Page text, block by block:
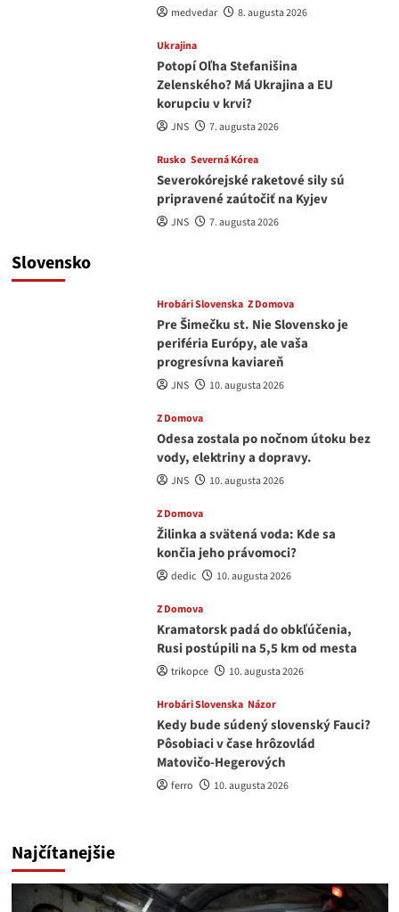
medvedar 8. augusta 2026
Ukrajina
Potopí Oľha Stefanišina
Zelenského? Má Ukrajina a EU
korupciu v krvi?
JNS 7. augusta 2026
Rusko Severná Kórea
Severokórejské raketové sily sú
pripravené zaútočiť na Kyjev
JNS 7. augusta 2026
Slovensko
Hrobári Slovenska Z Domova
Pre Šimečku st. Nie Slovensko je
periféria Európy, ale vaša
progresívna kaviareň
JNS 10. augusta 2026
Z Domova
Odesa zostala po nočnom útoku bez
vody, elektriny a dopravy.
JNS 10. augusta 2026
Z Domova
Žilinka a svätená voda: Kde sa
končia jeho právomoci?
dedic 10. augusta 2026
Z Domova
Kramatorsk padá do obkľúčenia,
Rusi postúpili na 5,5 km od mesta
trikopce 10. augusta 2026
Hrobári Slovenska Názor
Kedy bude súdený slovenský Fauci?
Pôsobiaci v čase hrôzovlád
Matovičo-Hegerových
ferro 10. augusta 2026
Najčítanejšie